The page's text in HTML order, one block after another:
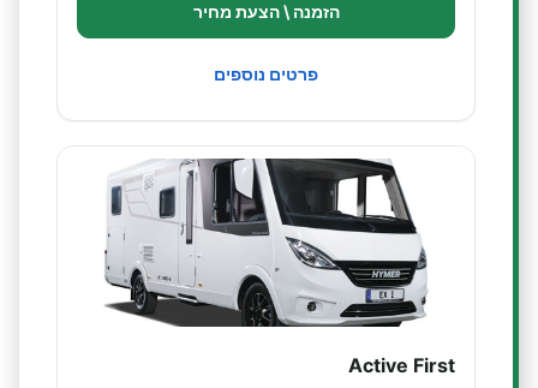
הזמנה \ הצעת מחיר
פרטים נוספים
Active First